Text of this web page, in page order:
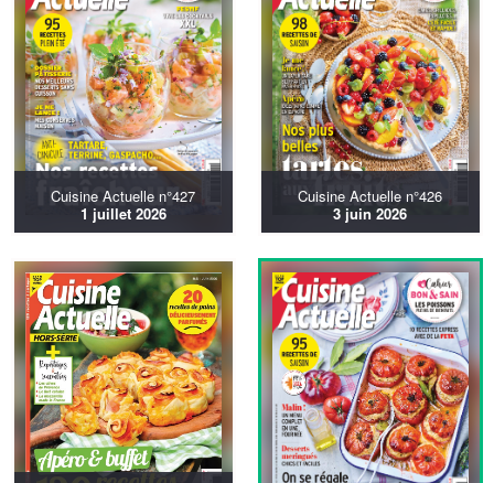
Cuisine Actuelle n°427
1 juillet 2026
Cuisine Actuelle n°426
3 juin 2026